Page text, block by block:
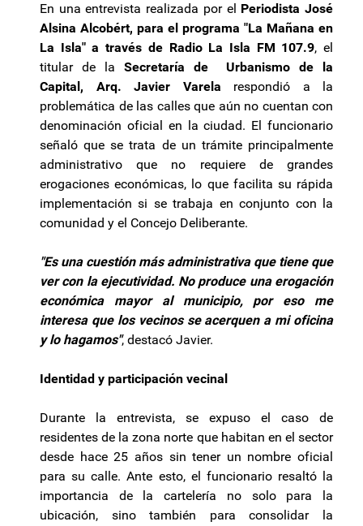
En una entrevista realizada por el Periodista José
Alsina Alcobért, para el programa "La Mañana en
La Isla" a través de Radio La Isla FM 107.9, el
titular de la Secretaría de Urbanismo de la
Capital, Arq. Javier Varela respondió a la
problemática de las calles que aún no cuentan con
denominación oficial en la ciudad. El funcionario
señaló que se trata de un trámite principalmente
administrativo que no requiere de grandes
erogaciones económicas, lo que facilita su rápida
implementación si se trabaja en conjunto con la
comunidad y el Concejo Deliberante.
"Es una cuestión más administrativa que tiene que
ver con la ejecutividad. No produce una erogación
económica mayor al municipio, por eso me
interesa que los vecinos se acerquen a mi oficina
y lo hagamos", destacó Javier.
Identidad y participación vecinal
Durante la entrevista, se expuso el caso de
residentes de la zona norte que habitan en el sector
desde hace 25 años sin tener un nombre oficial
para su calle. Ante esto, el funcionario resaltó la
importancia de la cartelería no solo para la
ubicación, sino también para consolidar la